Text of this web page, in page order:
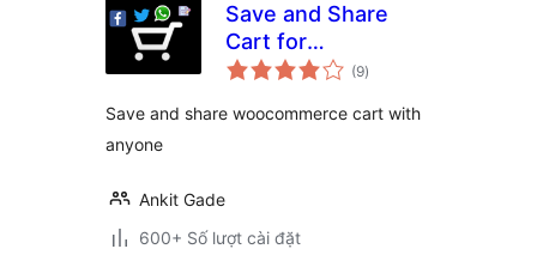
Save and Share
Cart for
WooCommerce
(9tổng
đánh
)
Save and share woocommerce cart with
anyone
Ankit Gade
600+ Số lượt cài đặt